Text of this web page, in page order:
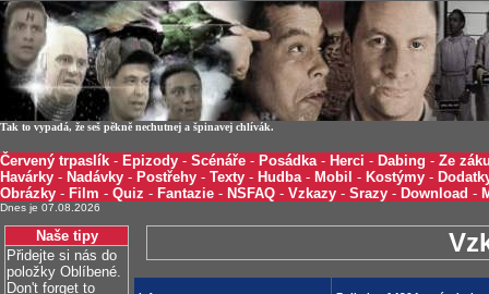
Tak to vypadá, že seš pěkně nechutnej a špinavej chlívák.
Červený trpaslík - Epizody - Scénáře - Posádka- Herci - Dabing - Ze
Havárky - Nadávky - Postřehy - Texty - Hudba- Mobil - Kostýmy -
Obrázky - Film - Quiz - Fantazie - NSFAQ - Vzkazy - Srazy - Download -
Dnes je 07.08.2026
Naše tipy
Přidejte si nás do
položky Oblíbené.
Don't forget to